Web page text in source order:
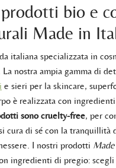
bio e
Made in
italiana specializzata in
nostra ampia gamma di
e sieri per la skincare,
è realizzata con
sono cruelty-free, per
cura di sé con la tranquillità
I nostri prodotti
ingredienti di pregio: